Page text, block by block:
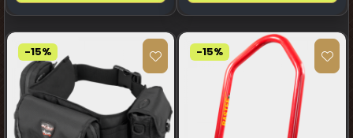
-15% -15%